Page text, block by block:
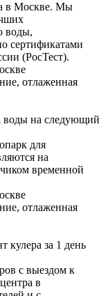
в Москве. Мы
воды,
сертификатами
(РосТест).
отлаженная
воды на следующий
для
на
временной
отлаженная
кулера за 1 день
с выездом к
в